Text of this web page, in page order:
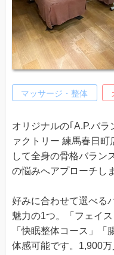
マッサージ・整体
オリジナルの｢A.P.バ
ァクトリー 練馬春日
して全身の骨格バラン
の悩みへアプローチし
好みに合わせて選べる
魅力の1つ。「フェイ
「快眠整体コース」「
体感可能です。1,900